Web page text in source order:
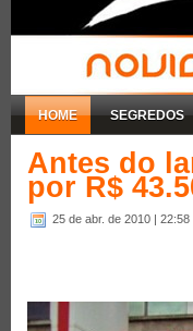
HOME SEGREDOS
Antes do
por R$
25 de abr. de 2010 | 22:58